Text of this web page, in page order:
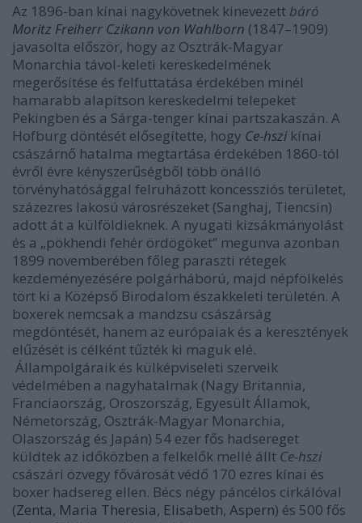
Az 1896-ban kínai nagykövetnek kinevezett báró
Moritz Freiherr Czikann von Wahlborn (1847–1909)
javasolta először, hogy az Osztrák-Magyar
Monarchia távol-keleti kereskedelmének
megerősítése és felfuttatása érdekében minél
hamarabb alapítson kereskedelmi telepeket
Pekingben és a Sárga-tenger kínai partszakaszán. A
Hofburg döntését elősegítette, hogy Ce-hszi kínai
császárnő hatalma megtartása érdekében 1860-tól
évről évre kényszerűségből több önálló
törvényhatósággal felruházott koncessziós területet,
százezres lakosú városrészeket (Sanghaj, Tiencsin)
adott át a külföldieknek. A nyugati kizsákmányolást
és a „pökhendi fehér ördögöket” megunva azonban
1899 novemberében főleg paraszti rétegek
kezdeményezésére polgárháború, majd népfölkelés
tört ki a Középső Birodalom északkeleti területén. A
boxerek nemcsak a mandzsu császárság
megdöntését, hanem az európaiak és a keresztények
elűzését is célként tűzték ki maguk elé.
Állampolgáraik és külképviseleti szerveik
védelmében a nagyhatalmak (Nagy Britannia,
Franciaország, Oroszország, Egyesült Államok,
Németország, Osztrák-Magyar Monarchia,
Olaszország és Japán) 54 ezer fős hadsereget
küldtek az időközben a felkelők mellé állt Ce-hszi
császári özvegy fővárosát védő 170 ezres kínai és
boxer hadsereg ellen. Bécs négy páncélos cirkálóval
(Zenta, Maria Theresia, Elisabeth, Aspern) és 500 fős